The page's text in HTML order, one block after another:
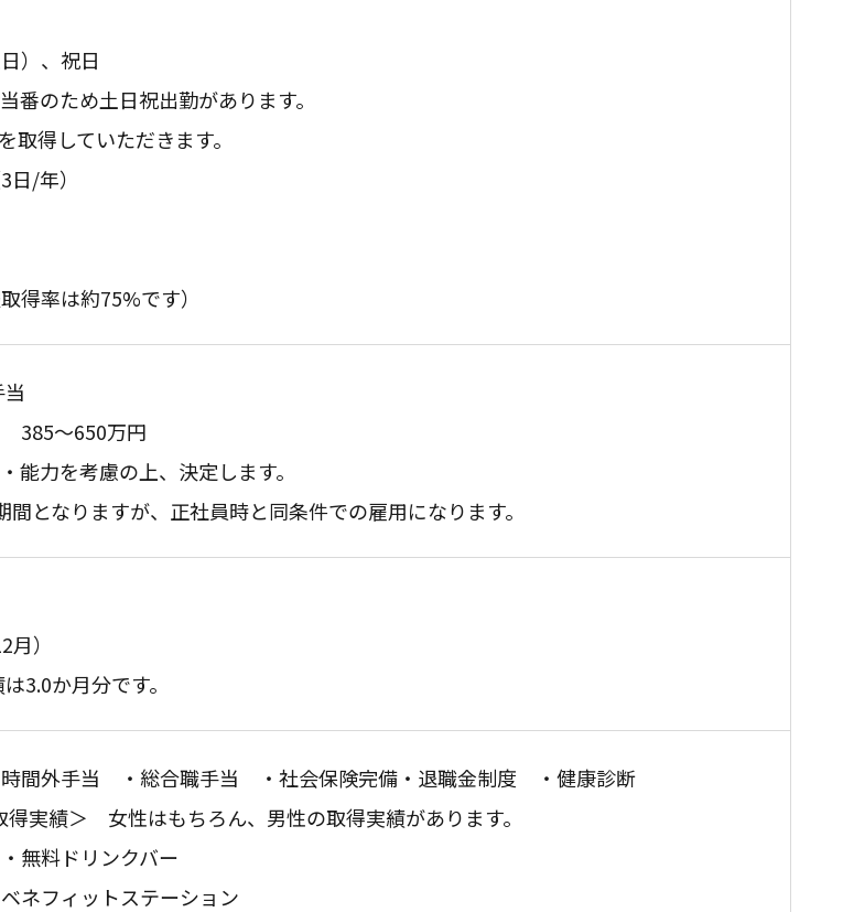
）、祝日
番のため土日祝出勤があります。
取得していただきます。
/年）
得率は約75%です）
385～650万円
能力を考慮の上、決定します。
間となりますが、正社員時と同条件での雇用になります。
）
3.0か月分です。
間外手当 ・総合職手当 ・社会保険完備 ・退職金制度 ・健康診断
実績＞ 女性はもちろん、男性の取得実績があります。
無料ドリンクバー
ネフィットステーション